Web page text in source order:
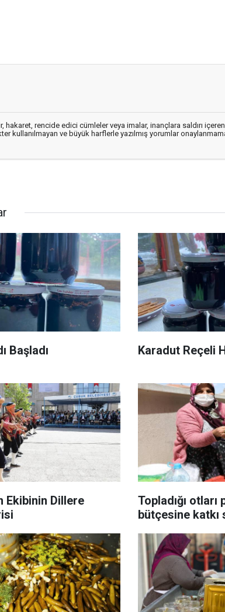
hakaret, rencide edici cümleler veya imalar, inançlara saldırı
kullanılmayan ve büyük harflerle yazılmış yorumlar
Başladı Karadut Reçeli
Ekibinin Dillere
Topladığı
bütçesine katkı